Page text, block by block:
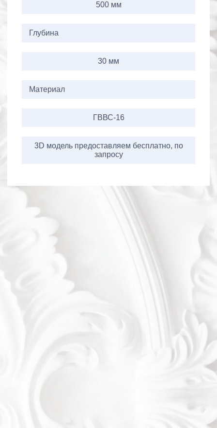
500 мм
Глубина
30 мм
Материал
ГВВС-16
3D модель предоставляем бесплатно, по
запросу